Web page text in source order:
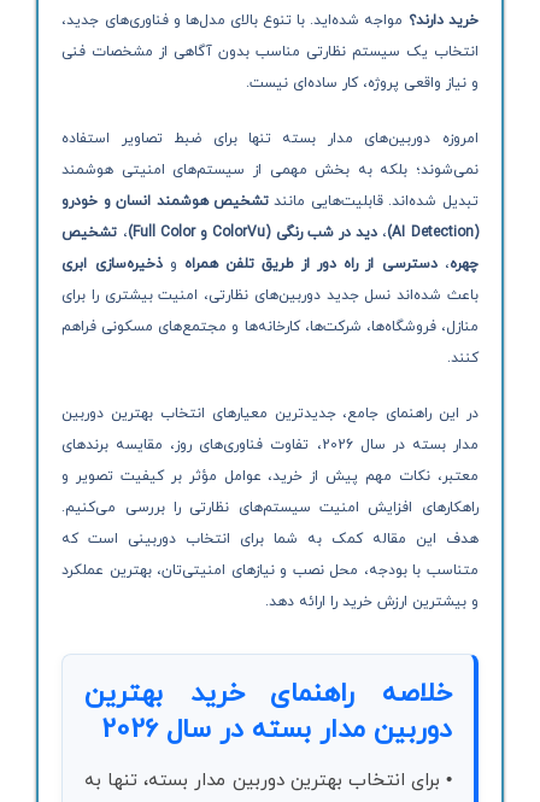
خرید دارند؟ مواجه شده‌اید. با تنوع بالای مدل‌ها و فناوری‌های جدید،
انتخاب یک سیستم نظارتی مناسب بدون آگاهی از مشخصات فنی
و نیاز واقعی پروژه، کار ساده‌ای نیست.
امروزه دوربین‌های مدار بسته تنها برای ضبط تصاویر استفاده
نمی‌شوند؛ بلکه به بخش مهمی از سیستم‌های امنیتی هوشمند
تبدیل شده‌اند. قابلیت‌هایی مانند تشخیص هوشمند انسان و خودرو
(AI Detection)
، دید در شب رنگی (ColorVu و Full Color) ، تشخیص
چهره،دسترسی از راه دور از طریق تلفن همراه وذخیره‌سازی ابری
باعث شده‌اند نسل جدید دوربین‌های نظارتی، امنیت بیشتری را برای
منازل، فروشگاه‌ها، شرکت‌ها، کارخانه‌ها و مجتمع‌های مسکونی فراهم
کنند.
در این راهنمای جامع، جدیدترین معیارهای انتخاب بهترین دوربین
مدار بسته در سال 2026، تفاوت فناوری‌های روز، مقایسه برندهای
معتبر، نکات مهم پیش از خرید، عوامل مؤثر بر کیفیت تصویر و
راهکارهای افزایش امنیت سیستم‌های نظارتی را بررسی می‌کنیم.
هدف این مقاله کمک به شما برای انتخاب دوربینی است که
متناسب با بودجه، محل نصب و نیازهای امنیتی‌تان، بهترین عملکرد
و بیشترین ارزش خرید را ارائه دهد.
خلاصه راهنمای خرید بهترین
دوربین مدار بسته در سال 2026
• برای انتخاب بهترین دوربین مدار بسته، تنها به